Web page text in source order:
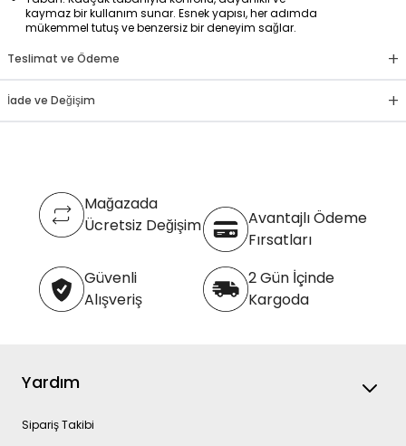
kaymaz bir kullanım sunar. Esnek yapısı, her adımda
mükemmel tutuş ve benzersiz bir deneyim sağlar.
Teslimat ve Ödeme
+
İade ve Değişim +
Mağazada
Ücretsiz Değişim
Avantajlı Ödeme
Fırsatları
Güvenli
Alışveriş
2 Gün İçinde
Kargoda
Yardım
Sipariş Takibi